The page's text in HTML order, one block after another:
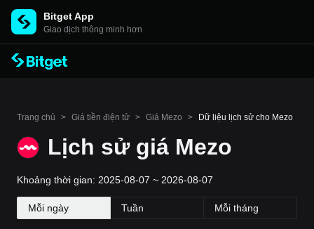
Bitget App
Giao dịch thông minh hơn
Trang chủ > Giá tiền điện tử > Giá Mezo > Dữ liệu lịch sử cho Mezo
Lịch sử giá Mezo
Khoảng thời gian: 2025-08-07 ~ 2026-08-07
Mỗi ngày Tuần Mỗi tháng